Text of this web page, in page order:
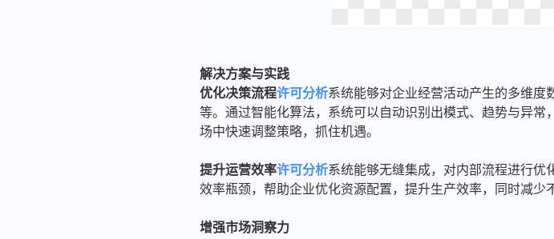
解决方案与实践
优化决策流程许可分析系统能够对企业经营活动产生的多维度
等。通过智能化算法，系统可以自动识别出模式、趋势与异
场中快速调整策略，抓住机遇。
提升运营效率许可分析系统能够无缝集成，对内部流程进行优
效率瓶颈，帮助企业优化资源配置，提升生产效率，同时减少
增强市场洞察力